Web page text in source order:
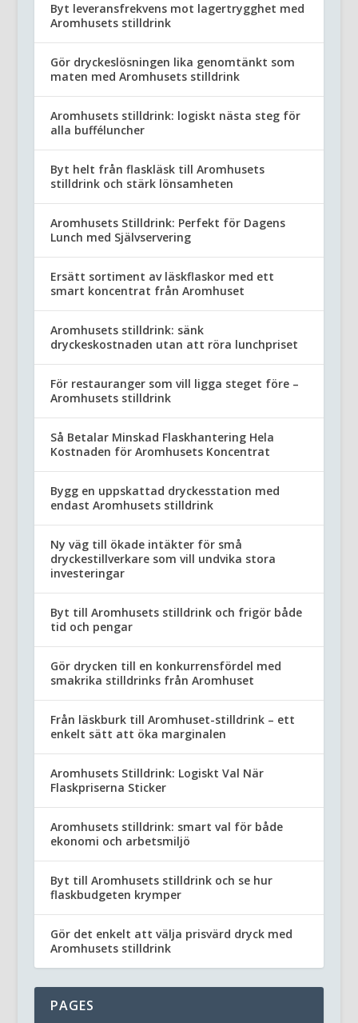
Byt leveransfrekvens mot lagertrygghet med
Aromhusets stilldrink
Gör dryckeslösningen lika genomtänkt som
maten med Aromhusets stilldrink
Aromhusets stilldrink: logiskt nästa steg för
alla bufféluncher
Byt helt från flaskläsk till Aromhusets
stilldrink och stärk lönsamheten
Aromhusets Stilldrink: Perfekt för Dagens
Lunch med Självservering
Ersätt sortiment av läskflaskor med ett
smart koncentrat från Aromhuset
Aromhusets stilldrink: sänk
dryckeskostnaden utan att röra lunchpriset
För restauranger som vill ligga steget före –
Aromhusets stilldrink
Så Betalar Minskad Flaskhantering Hela
Kostnaden för Aromhusets Koncentrat
Bygg en uppskattad dryckesstation med
endast Aromhusets stilldrink
Ny väg till ökade intäkter för små
dryckestillverkare som vill undvika stora
investeringar
Byt till Aromhusets stilldrink och frigör både
tid och pengar
Gör drycken till en konkurrensfördel med
smakrika stilldrinks från Aromhuset
Från läskburk till Aromhuset-stilldrink – ett
enkelt sätt att öka marginalen
Aromhusets Stilldrink: Logiskt Val När
Flaskpriserna Sticker
Aromhusets stilldrink: smart val för både
ekonomi och arbetsmiljö
Byt till Aromhusets stilldrink och se hur
flaskbudgeten krymper
Gör det enkelt att välja prisvärd dryck med
Aromhusets stilldrink
PAGES